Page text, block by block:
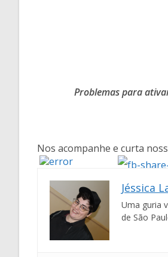
Problemas para
Nos acompanhe e curta
Jéssica
Uma guria
de São